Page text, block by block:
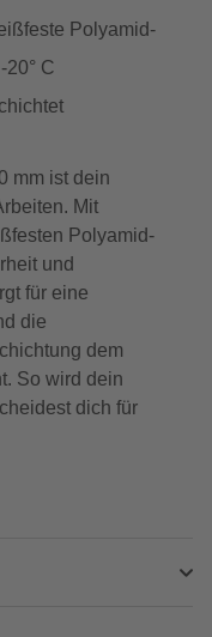
Polyamid-
20° C
mm ist dein
Mit
Polyamid-
und
für eine
die
dem
So wird dein
dich für